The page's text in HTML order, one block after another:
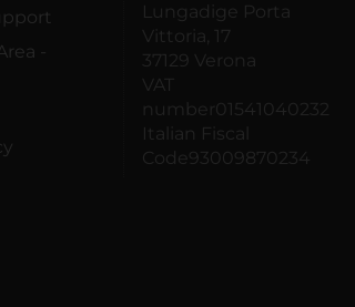
-
Lungadige Porta
Vittoria, 17
37129 Verona
VAT
number01541040232
Italian Fiscal
Code93009870234